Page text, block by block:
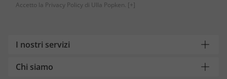
Accetto la Privacy Policy di Ulla Popken. [+]
I nostri servizi
Chi siamo